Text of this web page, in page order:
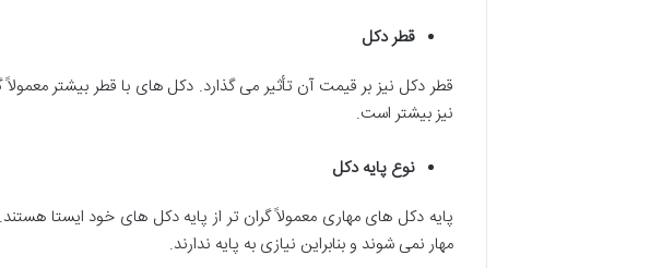
قطر دکل
قطر دکل نیز بر قیمت آن تأثیر می گذارد. دکل های با قطر بیشتر
نیز بیشتر است.
نوع پایه دکل
پایه دکل های مهاری معمولاً گران تر از پایه دکل های خود ایستا
مهار نمی شوند و بنابراین نیازی به پایه ندارند.